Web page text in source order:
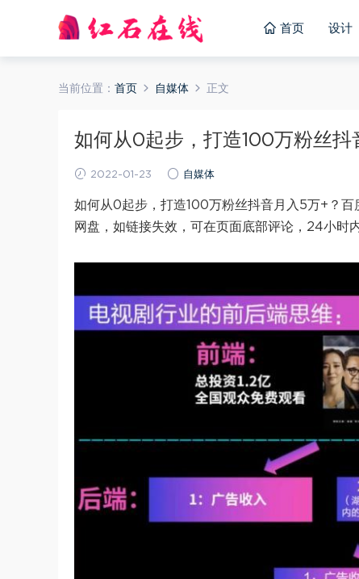
首页 设计
当前位置： 首页 自媒体 正文
如何从0起步，打造100万粉丝
2022-01-23 自媒体
如何从0起步，打造100万粉丝抖音月入5万+？
网盘，如链接失效，可在页面底部评论，24小时